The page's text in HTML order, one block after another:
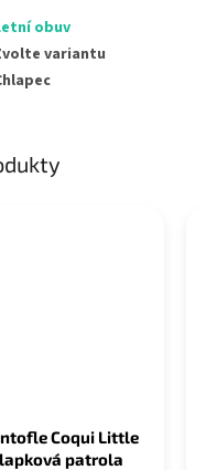
Coqui Little
patrola
obuv
variantu